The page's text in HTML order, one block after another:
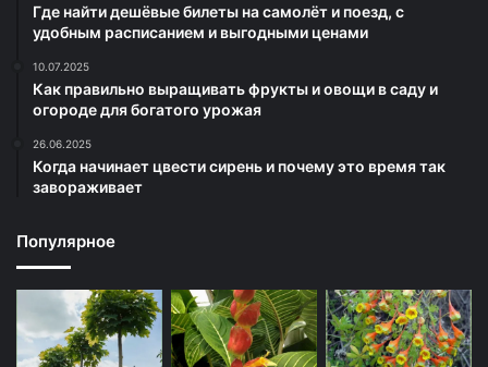
Где найти дешёвые билеты на самолёт и поезд, с
удобным расписанием и выгодными ценами
10.07.2025
Как правильно выращивать фрукты и овощи в саду и
огороде для богатого урожая
26.06.2025
Когда начинает цвести сирень и почему это время так
завораживает
Популярное